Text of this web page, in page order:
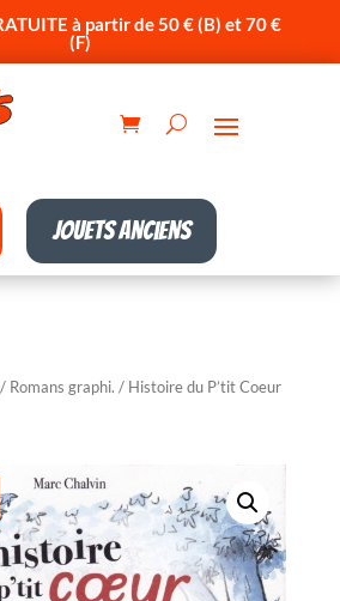
à partir de 50 € (B) et 70 €
(F)
Jouets anciens
/ Romans graphi. / Histoire du P’tit Coeur